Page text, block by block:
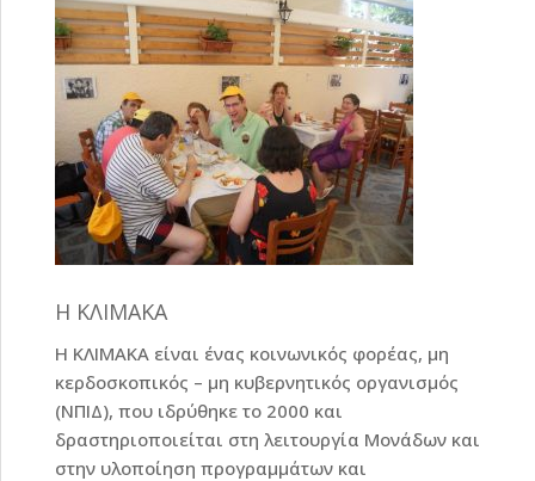
Η ΚΛΙΜΑΚΑ
Η ΚΛΙΜΑΚΑ είναι ένας κοινωνικός φορέας, μη
κερδοσκοπικός – μη κυβερνητικός οργανισμός
(ΝΠΙΔ), που ιδρύθηκε το 2000 και
δραστηριοποιείται στη λειτουργία Μονάδων και
στην υλοποίηση προγραμμάτων και